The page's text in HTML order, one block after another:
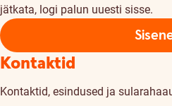
jätkata, logi palun uuesti sisse.
Kontaktid
Kontaktid, esindused ja